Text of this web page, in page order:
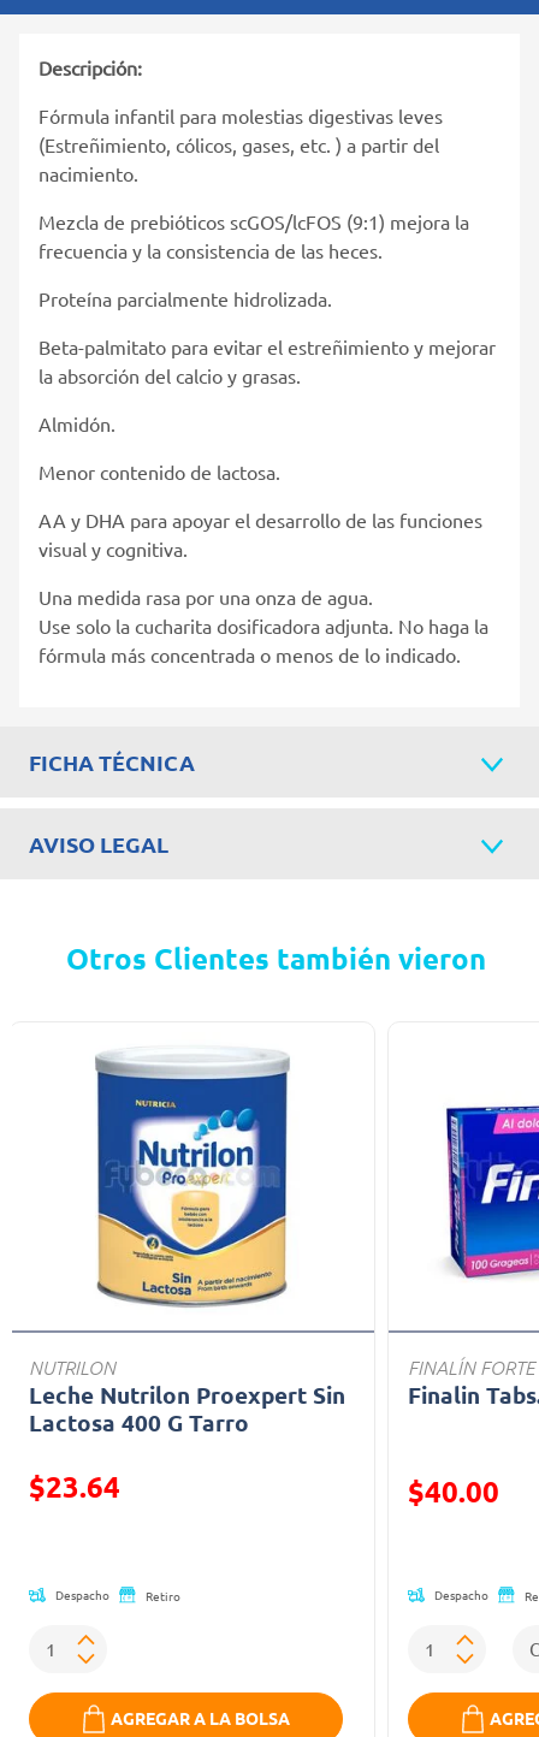
Descripción:
Fórmula infantil para molestias digestivas leves
(Estreñimiento, cólicos, gases, etc. ) a partir del
nacimiento.
Mezcla de prebióticos scGOS/lcFOS (9:1) mejora la
frecuencia y la consistencia de las heces.
Proteína parcialmente hidrolizada.
Beta-palmitato para evitar el estreñimiento y mejorar
la absorción del calcio y grasas.
Almidón.
Menor contenido de lactosa.
AA y DHA para apoyar el desarrollo de las funciones
visual y cognitiva.
Una medida rasa por una onza de agua.
Use solo la cucharita dosificadora adjunta. No haga la
fórmula más concentrada o menos de lo indicado.
FICHA TÉCNICA
AVISO LEGAL
Otros Clientes también vieron
NUTRILON
Leche Nutrilon Proexpert Sin
Lactosa 400 G Tarro
$23.64
Despacho Retiro
AGREGAR A LA BOLSA
FINALÍN FORTE
Finalin
Precio
$40.00
Despacho